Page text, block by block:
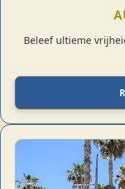
Beleef ultieme